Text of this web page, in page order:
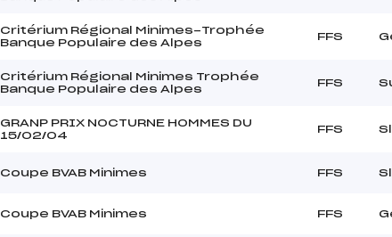
Critérium Régional Minimes-Trophée
Banque Populaire des Alpes
FFS
Critérium Régional Minimes Trophée
Banque Populaire des Alpes
FFS
GRANP PRIX NOCTURNE HOMMES DU
15/02/04
FFS
Coupe BVAB Minimes FFS
Coupe BVAB Minimes FFS